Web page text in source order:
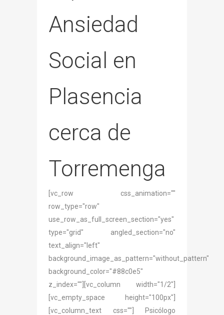
Ansiedad
Social en
Plasencia
cerca de
Torremenga
[vc_row css_animation=""
row_type="row"
use_row_as_full_screen_section="yes"
type="grid" angled_section="no"
text_align="left"
background_image_as_pattern="without_pattern"
background_color="#88c0e5"
z_index=""][vc_column width="1/2"]
[vc_empty_space height="100px"]
[vc_column_text css=""] Psicólogo